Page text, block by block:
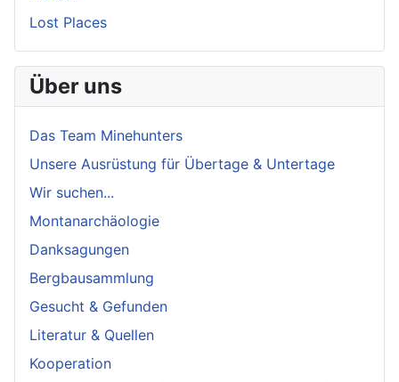
Lost Places
Über uns
Das Team Minehunters
Unsere Ausrüstung für Übertage & Untertage
Wir suchen...
Montanarchäologie
Danksagungen
Bergbausammlung
Gesucht & Gefunden
Literatur & Quellen
Kooperation